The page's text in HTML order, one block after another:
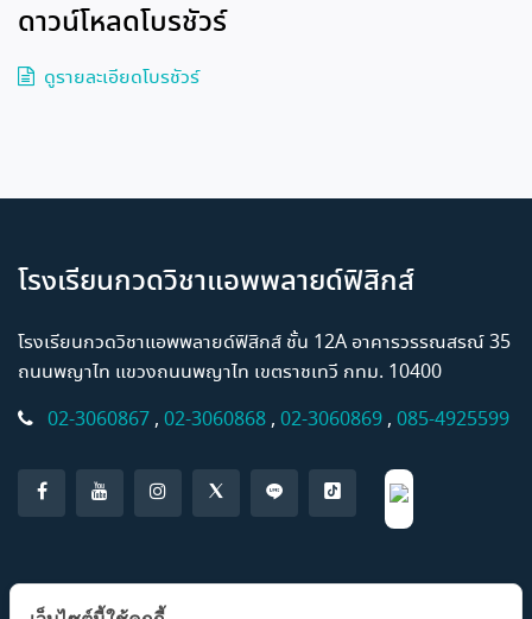
ดาวน์โหลดโบรชัวร์
ดูรายละเอียดโบรชัวร์
โรงเรียนกวดวิชาแอพพลายด์ฟิสิกส์
โรงเรียนกวดวิชาแอพพลายด์ฟิสิกส์ ชั้น 12A อาคารวรรณสรณ์ 35
ถนนพญาไท แขวงถนนพญาไท เขตราชเทวี กทม. 10400
02-3060867 , 02-3060868 , 02-3060869 , 085-4925599